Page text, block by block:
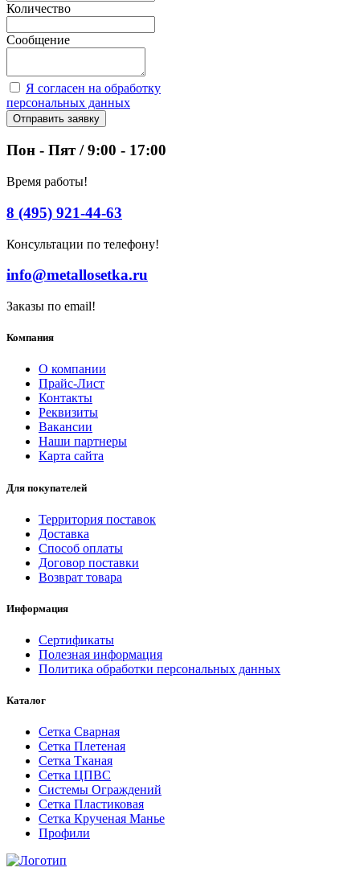
Количество
Сообщение
Я согласен на обработку
персональных данных
Отправить заявку
Пон - Пят / 9:00 - 17:00
Время работы!
8 (495) 921-44-63
Консультации по телефону!
info@metallosetka.ru
Заказы по email!
Компания
О компании
Прайс-Лист
Контакты
Реквизиты
Вакансии
Наши партнеры
Карта сайта
Для покупателей
Территория поставок
Доставка
Способ оплаты
Договор поставки
Возврат товара
Информация
Сертификаты
Полезная информация
Политика обработки персональных данных
Каталог
Сетка Сварная
Сетка Плетеная
Сетка Тканая
Сетка ЦПВС
Системы Ограждений
Сетка Пластиковая
Сетка Крученая Манье
Профили